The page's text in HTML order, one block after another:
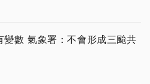
變數 氣象署：不會形成三颱共